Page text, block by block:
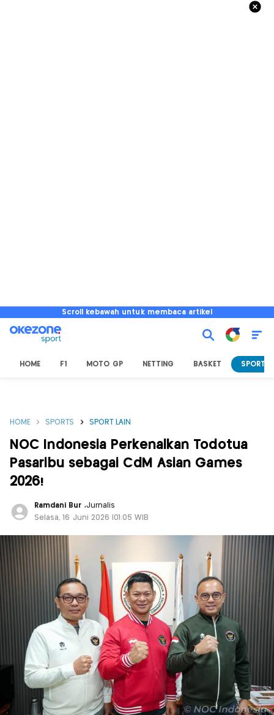
Scroll kebawah untuk membaca artikel
HOME F1 MOTO GP NETTING BASKET SPORT
HOME SPORTS SPORT LAIN
NOC Indonesia Perkenalkan Todotua
Pasaribu sebagai CdM Asian Games
2026!
Ramdani Bur ,Jurnalis
Selasa, 16 Juni 2026 |01:05 WIB